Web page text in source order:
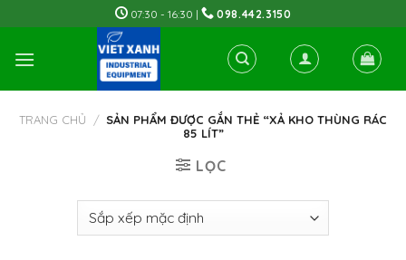
to
content
07:30 - 16:30 | 098.442.3150
TRANG CHỦ / SẢN PHẨM ĐƯỢC GẮN THẺ “XẢ KHO THÙNG RÁC
85 LÍT”
LỌC